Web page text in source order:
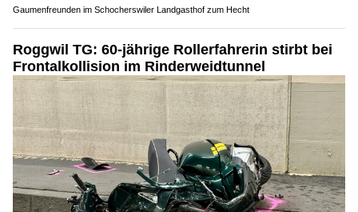
Roggwil TG: 60-jährige Rollerfahrerin stirbt bei
Frontalkollision im Rinderweidtunnel